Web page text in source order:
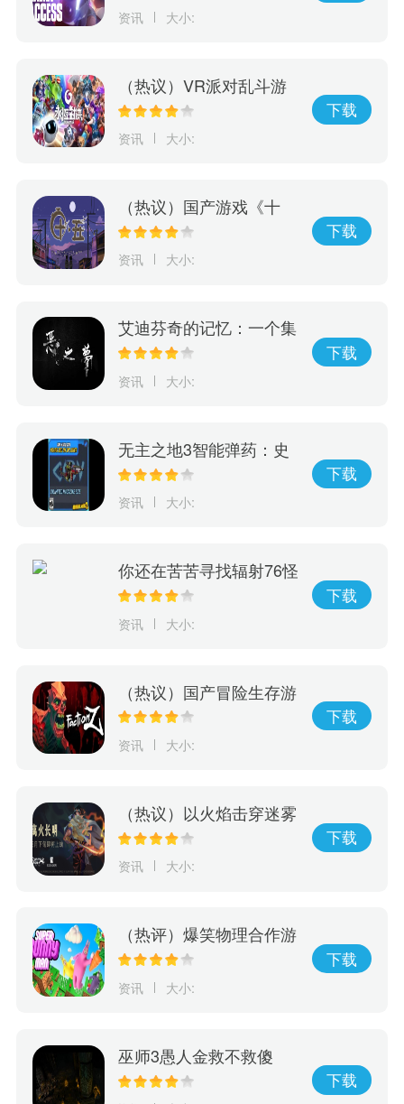
资讯 大小:
（热议）VR派对乱斗游
戏《永恒对决》将于6/7
PICO4和SteamVR登场
资讯 大小:
下载
（热议）国产游戏《十
五》发布预告片，将于5
资讯 大小:
下载
艾迪芬奇的记忆：一个集
冒险、推理、惊险于一身
战！
资讯 大小:
下载
无主之地3智能弹药：史
诗级秘密武器，彻底改变
资讯 大小:
下载
你还在苦苦寻找辐射76怪
物大全？现在有这款神奇
辐射76怪物等级和人物等
资讯 大小:
下载
（热议）国产冒险生存游
戏《Faction Z》震撼来
资讯 大小:
下载
（热议）以火焰击穿迷雾
动作解谜游戏《离火长
资讯 大小:
下载
（热评）爆笑物理合作游
戏《超级兔子人》本月发
资讯 大小:
下载
巫师3愚人金救不救傻
子？看看游戏最后发生了
下载